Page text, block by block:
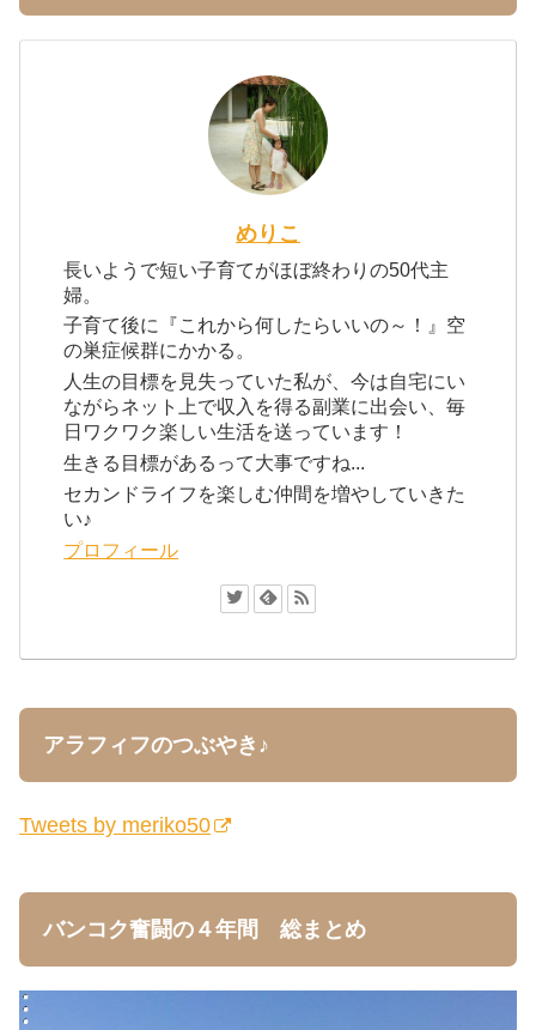
めりこ
長いようで短い子育てがほぼ終わりの50代主
婦。
子育て後に『これから何したらいいの～！』空
の巣症候群にかかる。
人生の目標を見失っていた私が、今は自宅にい
ながらネット上で収入を得る副業に出会い、毎
日ワクワク楽しい生活を送っています！
生きる目標があるって大事ですね...
セカンドライフを楽しむ仲間を増やしていきた
い♪
プロフィール
アラフィフのつぶやき♪
Tweets by meriko50
バンコク奮闘の４年間 総まとめ